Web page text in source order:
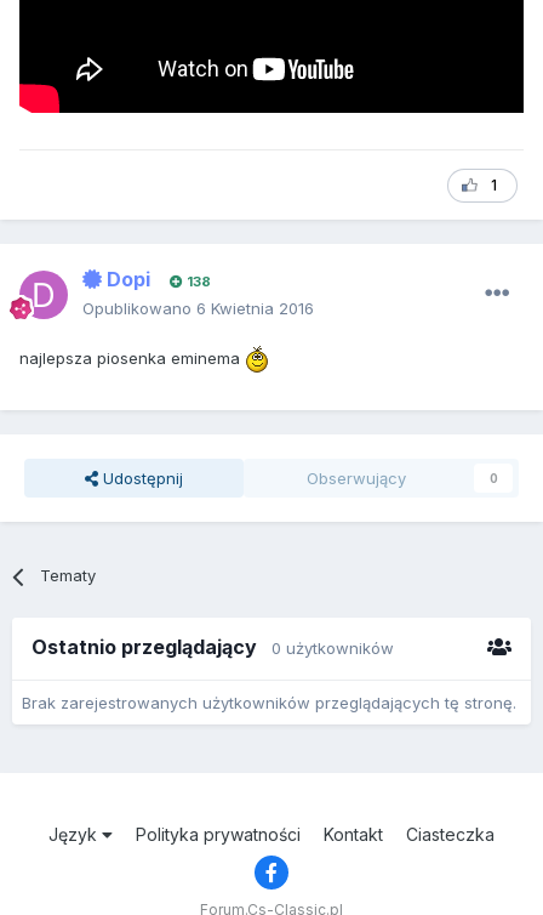
1
Dopi 138
Opublikowano 6 Kwietnia 2016
najlepsza piosenka eminema
Udostępnij Obserwujący 0
Tematy
Ostatnio przeglądający 0 użytkowników
Brak zarejestrowanych użytkowników przeglądających tę stronę.
Język Polityka prywatności Kontakt Ciasteczka
Forum.Cs-Classic.pl